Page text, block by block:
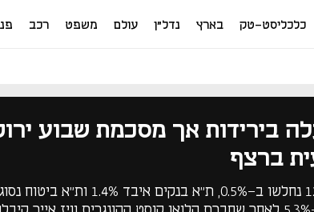
כלכליסט-טק בארץ נדל"ן עולם משפט רכב
בירידות אך מסכמת שבוע
ברצף
מדד ת"א 35 ומדד ת"א 125 נחלשו ב-0.5%, ת"א בנקים איבד 1.4% ות"א ביטוח נסוג